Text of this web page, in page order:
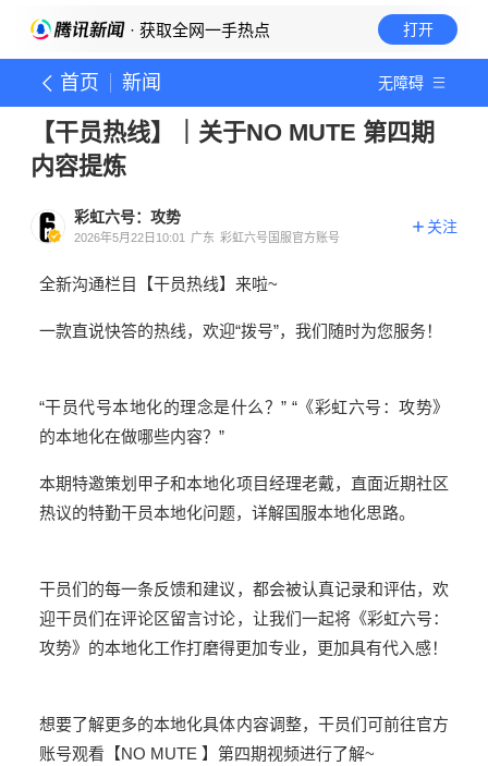
· 获取全网一手热点 打开
首页 新闻 无障碍
【干员热线】｜关于NO MUTE 第四期
内容提炼
彩虹六号：攻势
2026年5月22日10:01 广东 彩虹六号国服官方账号
关注
全新沟通栏目【干员热线】来啦~
一款直说快答的热线，欢迎“拨号”，我们随时为您服务！
“干员代号本地化的理念是什么？” “《彩虹六号：攻势》
的本地化在做哪些内容？”
本期特邀策划甲子和本地化项目经理老戴，直面近期社区
热议的特勤干员本地化问题，详解国服本地化思路。
干员们的每一条反馈和建议，都会被认真记录和评估，欢
迎干员们在评论区留言讨论，让我们一起将《彩虹六号：
攻势》的本地化工作打磨得更加专业，更加具有代入感！
想要了解更多的本地化具体内容调整，干员们可前往官方
账号观看【NO MUTE 】第四期视频进行了解~